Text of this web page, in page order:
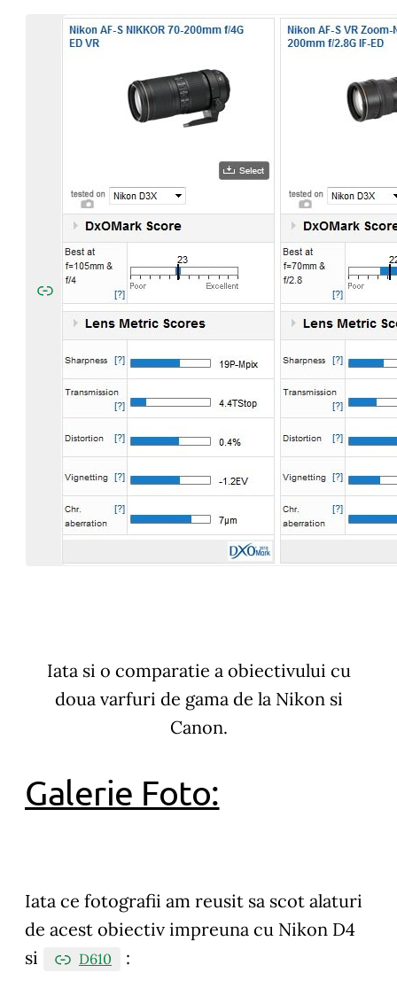
Iata si o comparatie a obiectivului cu
doua varfuri de gama de la Nikon si
Canon.
Galerie Foto:
Iata ce fotografii am reusit sa scot alaturi
de acest obiectiv impreuna cu Nikon D4
si
D610 :